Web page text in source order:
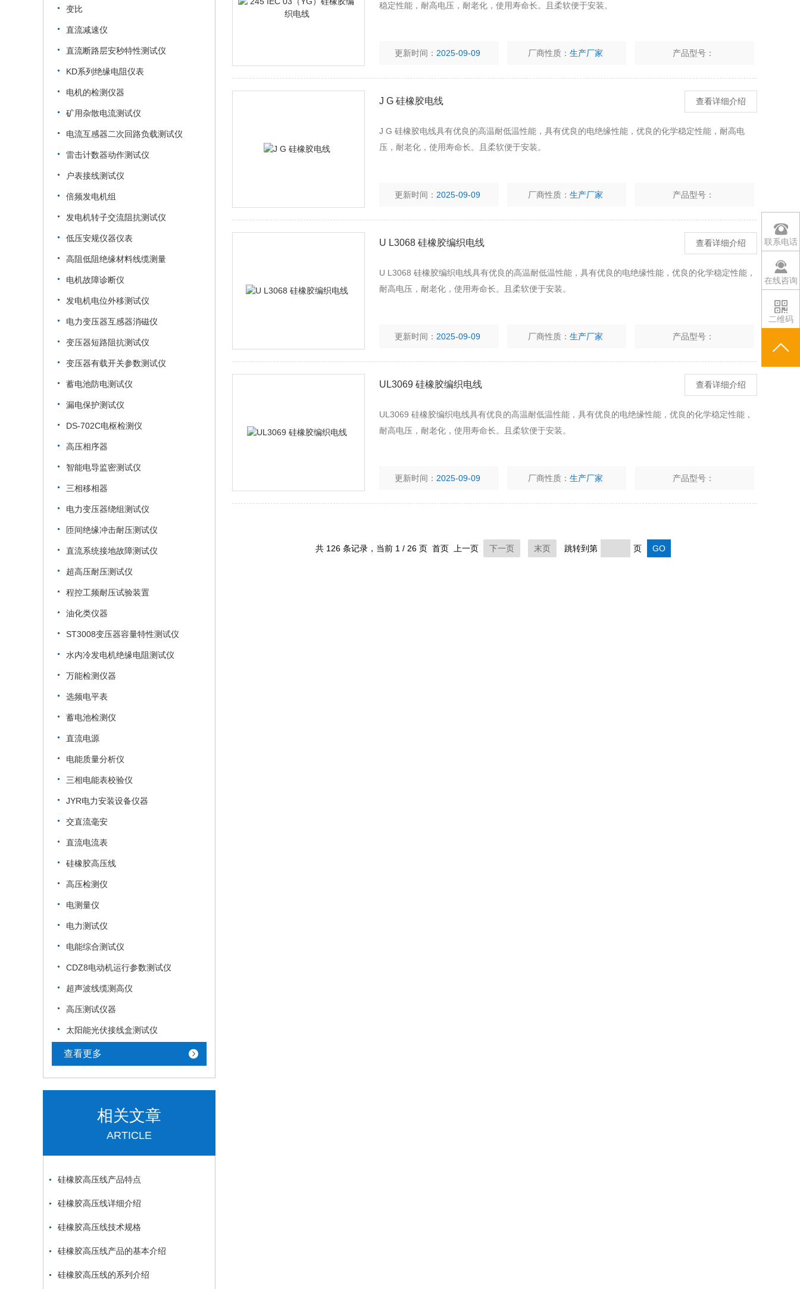
变比
直流减速仪
直流断路层安秒特性测试仪
KD系列绝缘电阻仪表
电机的检测仪器
矿用杂散电流测试仪
电流互感器二次回路负载测试仪
雷击计数器动作测试仪
户表接线测试仪
倍频发电机组
发电机转子交流阻抗测试仪
低压安规仪器仪表
高阻低阻绝缘材料线缆测量
电机故障诊断仪
发电机电位外移测试仪
电力变压器互感器消磁仪
变压器短路阻抗测试仪
变压器有载开关参数测试仪
蓄电池防电测试仪
漏电保护测试仪
DS-702C电枢检测仪
高压相序器
智能电导监密测试仪
三相移相器
电力变压器绕组测试仪
匝间绝缘冲击耐压测试仪
直流系统接地故障测试仪
超高压耐压测试仪
程控工频耐压试验装置
油化类仪器
ST3008变压器容量特性测试仪
水内冷发电机绝缘电阻测试仪
万能检测仪器
选频电平表
蓄电池检测仪
直流电源
电能质量分析仪
三相电能表校验仪
JYR电力安装设备仪器
交直流毫安
直流电流表
硅橡胶高压线
高压检测仪
电测量仪
电力测试仪
电能综合测试仪
CDZ8电动机运行参数测试仪
超声波线缆测高仪
高压测试仪器
太阳能光伏接线盒测试仪
查看更多
相关文章
ARTICLE
硅橡胶高压线产品特点
硅橡胶高压线详细介绍
硅橡胶高压线技术规格
硅橡胶高压线产品的基本介绍
硅橡胶高压线的系列介绍
稳定性能，耐高电压，耐老化，使用寿命长。且柔软便于安装。
更新时间： 2025-09-09 厂商性质：生产厂家 产品型号：
J G 硅橡胶电线 查看详细介绍
J G 硅橡胶电线具有优良的高温耐低温性能，具有优良的电绝缘性能，优良的化学稳定性能，耐高电
压，耐老化，使用寿命长。且柔软便于安装。
更新时间： 2025-09-09 厂商性质：生产厂家 产品型号：
U L3068 硅橡胶编织电线 查看详细介绍
U L3068 硅橡胶编织电线具有优良的高温耐低温性能，具有优良的电绝缘性能，优良的化学稳定性能，
耐高电压，耐老化，使用寿命长。且柔软便于安装。
更新时间： 2025-09-09 厂商性质：生产厂家 产品型号：
UL3069 硅橡胶编织电线 查看详细介绍
UL3069 硅橡胶编织电线具有优良的高温耐低温性能，具有优良的电绝缘性能，优良的化学稳定性能，
耐高电压，耐老化，使用寿命长。且柔软便于安装。
更新时间： 2025-09-09 厂商性质：生产厂家 产品型号：
共 126 条记录，当前 1 / 26 页 首页 上一页 下一页 末页 跳转到第 页
联系电话
在线咨询
二维码